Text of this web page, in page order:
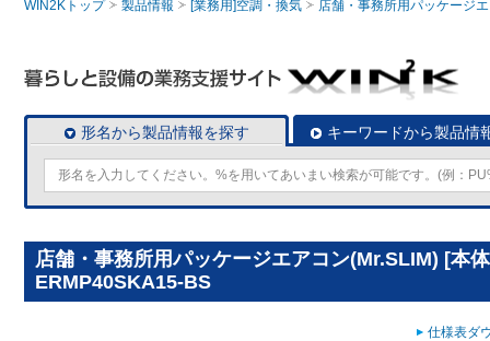
WIN2Kトップ 製品情報 [業務用]空調・換気 店舗・事務所用パッケージ
形名から製品情報を探す キーワードから製品情
店舗・事務所用パッケージエアコン(Mr.SLIM) [本
ERMP40SKA15-BS
仕様表ダ